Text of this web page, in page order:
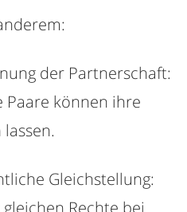
der Partnerschaft:
Paare können ihre
Gleichstellung: